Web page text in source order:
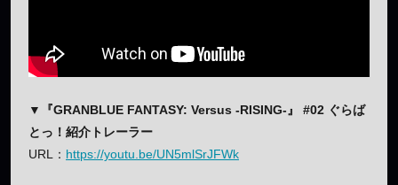
▼ 『GRANBLUE FANTASY: Versus -RISING-』
#02 ぐらば
とっ！紹介トレーラー
URL： https://youtu.be/UN5mlSrJFWk